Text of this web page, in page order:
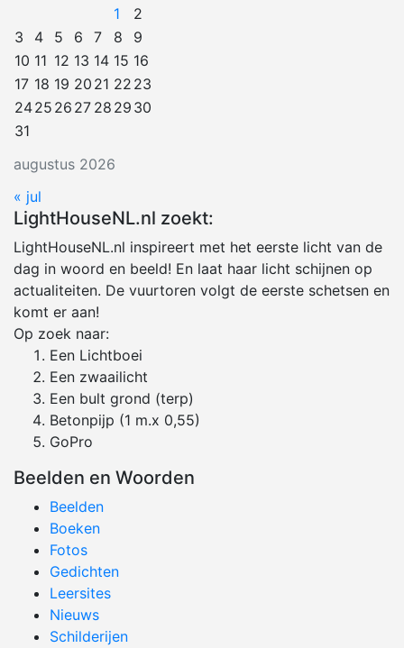
augustus 2026
1
2
3
4 5 6 7 8
9
10 11 12 13 14 15 16
17 18 19 20 21 22 23
2425 26 27 28 29 30
31
« jul
LightHouseNL.nl zoekt:
LightHouseNL.nl inspireert met het eerste licht van de
dag in woord en beeld! En laat haar licht schijnen op
actualiteiten. De vuurtoren volgt de eerste schetsen en
komt er aan!
Op zoek naar:
Een Lichtboei
Een zwaailicht
Een bult grond (terp)
Betonpijp (1 m.x 0,55)
GoPro
Beelden en Woorden
Beelden
Boeken
Fotos
Gedichten
Leersites
Nieuws
Schilderijen